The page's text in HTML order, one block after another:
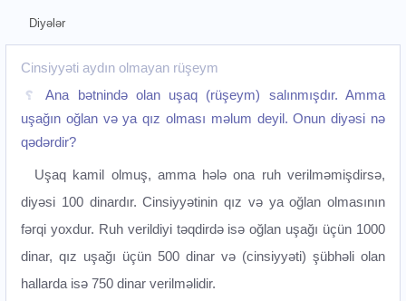
Diyələr
Cinsiyyəti aydın olmayan rüşeym
Ana bətnində olan uşaq (rüşeym) salınmışdır. Amma
uşağın oğlan və ya qız olması məlum deyil. Onun diyəsi nə
qədərdir?
Uşaq kamil olmuş, amma hələ ona ruh verilməmişdirsə,
diyəsi 100 dinardır. Cinsiyyətinin qız və ya oğlan olmasının
fərqi yoxdur. Ruh verildiyi təqdirdə isə oğlan uşağı üçün 1000
dinar, qız uşağı üçün 500 dinar və (cinsiyyəti) şübhəli olan
hallarda isə 750 dinar verilməlidir.